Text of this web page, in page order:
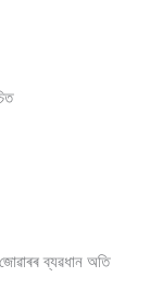
ব্যৱধান অতি